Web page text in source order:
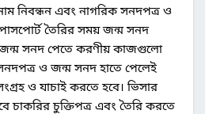
নিবন্ধন এবং নাগরিক সনদপত্র ও
তৈরির সময় জন্ম সনদ
সনদ পেতে করণীয় কাজগুলো
ও জন্ম সনদ হাতে পেলেই
ও যাচাই করতে হবে। ভিসার
চাকরির চুক্তিপত্র এবং তৈরি করতে